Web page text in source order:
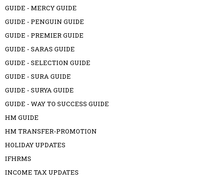
GUIDE - MERCY GUIDE
GUIDE - PENGUIN GUIDE
GUIDE - PREMIER GUIDE
GUIDE - SARAS GUIDE
GUIDE - SELECTION GUIDE
GUIDE - SURA GUIDE
GUIDE - SURYA GUIDE
GUIDE - WAY TO SUCCESS GUIDE
HM GUIDE
HM TRANSFER-PROMOTION
HOLIDAY UPDATES
IFHRMS
INCOME TAX UPDATES